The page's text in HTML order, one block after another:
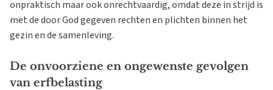
onpraktisch maar ook onrechtvaardig, omdat deze in strijd is
met de door God gegeven rechten en plichten binnen het
gezin en de samenleving.
De onvoorziene en ongewenste gevolgen
van erfbelasting